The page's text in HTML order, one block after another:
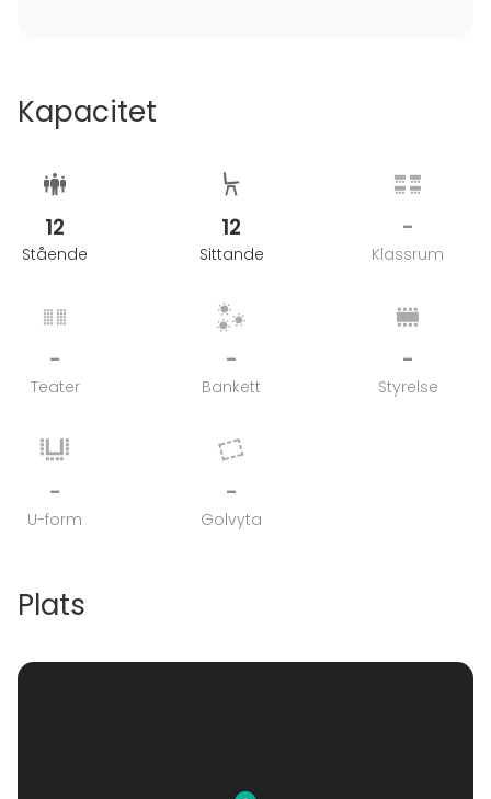
Kapacitet
12
Stående
12
Sittande
-
Klassrum
-
Teater
-
Bankett
-
Styrelse
-
U-form
-
Golvyta
Plats